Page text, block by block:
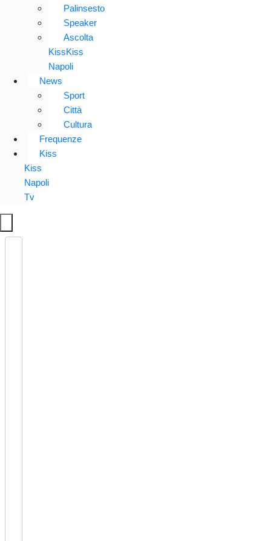
Palinsesto
Speaker
Ascolta
KissKiss
Napoli
News
Sport
Città
Cultura
Frequenze
Kiss
Kiss
Napoli
Tv